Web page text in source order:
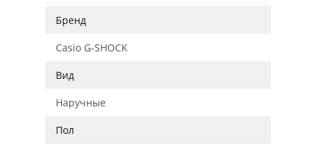
Бренд
Casio G-SHOCK
Вид
Наручные
Пол